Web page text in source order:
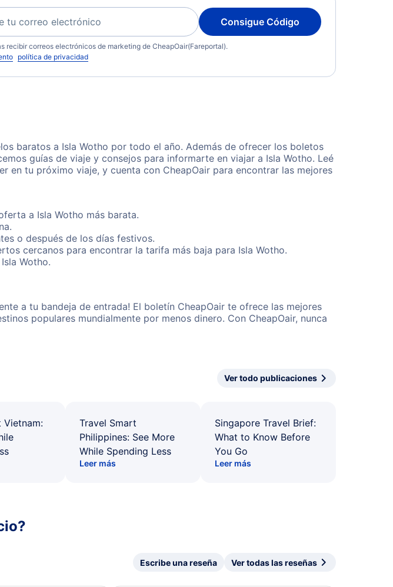
Consigue Código
recibir correos electrónicos de marketing de CheapOair(Fareportal).
política de privacidad
baratos a Isla Wotho por todo el año. Además de ofrecer los boletos
guías de viaje y consejos para informarte en viajar a Isla Wotho. Leé
en tu próximo viaje, y cuenta con CheapOair para encontrar las mejores
a Isla Wotho más barata.
o después de los días festivos.
cercanos para encontrar la tarifa más baja para Isla Wotho.
Wotho.
a tu bandeja de entrada! El boletín CheapOair te ofrece las mejores
populares mundialmente por menos dinero. Con CheapOair, nunca
Ver todo publicaciones
Vietnam:
Travel Smart
Philippines: See More
While Spending Less
Leer más
Singapore Travel Brief:
What to Know Before
You Go
Leer más
Escribe una reseña Ver todas las reseñas